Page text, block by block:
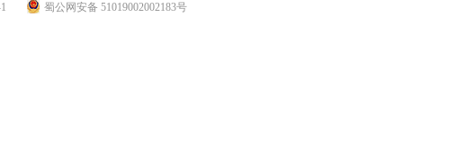
蜀公网安备 51019002002183号